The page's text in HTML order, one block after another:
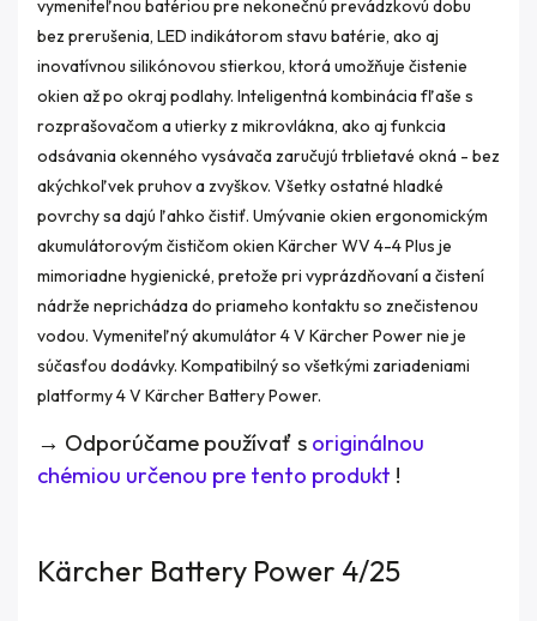
vymeniteľnou batériou pre nekonečnú prevádzkovú dobu
bez prerušenia, LED indikátorom stavu batérie, ako aj
inovatívnou silikónovou stierkou, ktorá umožňuje čistenie
okien až po okraj podlahy. Inteligentná kombinácia fľaše s
rozprašovačom a utierky z mikrovlákna, ako aj funkcia
odsávania okenného vysávača zaručujú trblietavé okná - bez
akýchkoľvek pruhov a zvyškov. Všetky ostatné hladké
povrchy sa dajú ľahko čistiť. Umývanie okien ergonomickým
akumulátorovým čističom okien Kärcher WV 4-4 Plus je
mimoriadne hygienické, pretože pri vyprázdňovaní a čistení
nádrže neprichádza do priameho kontaktu so znečistenou
vodou. Vymeniteľný akumulátor 4 V Kärcher Power nie je
súčasťou dodávky. Kompatibilný so všetkými zariadeniami
platformy 4 V Kärcher Battery Power.
→ Odporúčame používať s originálnou
chémiou určenou pre tento produkt !
Kärcher Battery Power 4/25